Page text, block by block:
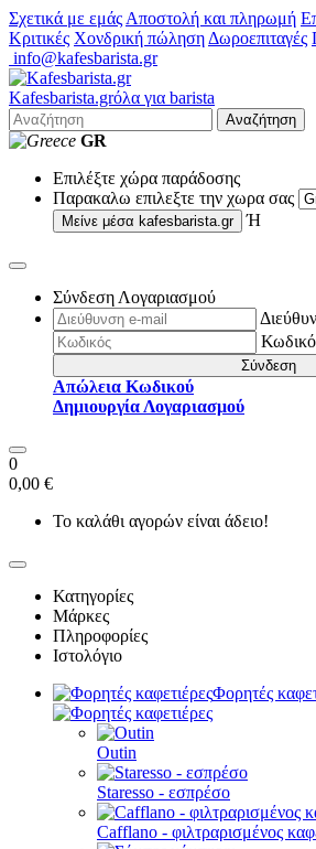
Σχετικά με εμάς Αποστολή και πληρωμή
Κριτικές Χονδρική πώληση Δωροεπιταγές
info@kafesbarista.gr
Kafesbarista.grόλα για barista
Αναζήτηση
GR
Επιλέξτε χώρα παράδοσης
Παρακαλω επιλεξτε την χωρα σας
Μείνε μέσα kafesbarista.gr Ή
Σύνδεση Λογαριασμού
Σύνδεση
Απώλεια Κωδικού
Δημιουργία Λογαριασμού
0
0,00 €
Το καλάθι αγορών είναι άδειο!
Κατηγορίες
Μάρκες
Πληροφορίες
Ιστολόγιο
Φορητές
Outin
Staresso - εσπρέσο
Cafflano - φιλτραρισμένος